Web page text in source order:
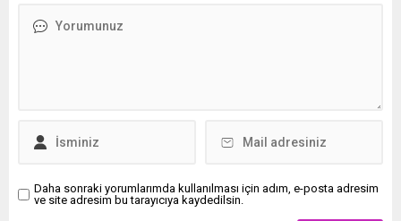
Daha sonraki yorumlarımda kullanılması için adım, e-posta adresim
ve site adresim bu tarayıcıya kaydedilsin.